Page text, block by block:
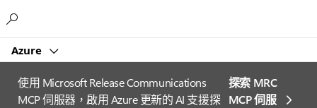
Azure
使用 Microsoft Release Communications
MCP 伺服器，啟用 Azure 更新的 AI 支援探
探索 MRC
MCP 伺服